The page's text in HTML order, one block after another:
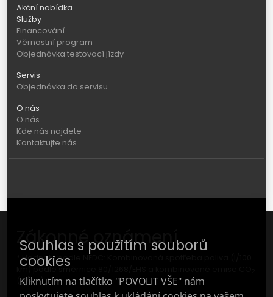
Akční nabídka
Služby
Financování
Věrnostní program
Objednávka testovací jízdy
Servis
Objednávka do servisu
O nás
O nás
Kde nás najdete
Kontaktujte nás
Zákonné oznámení
* Hodnoty podle NEDC: Kombinovaná spotřeba paliva (l/100
km) podle směrnice 80/1268/EHS a kombinované emise CO
(g/km).
Souhlas s použitím souborů
cookies
Kliknutím na tlačítko "POVOLIT VŠE" nám